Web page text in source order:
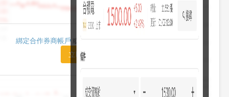
1420.00
綁定合作券商帳戶 或「訂閱任一方案」即可解鎖
立即前往訂閱